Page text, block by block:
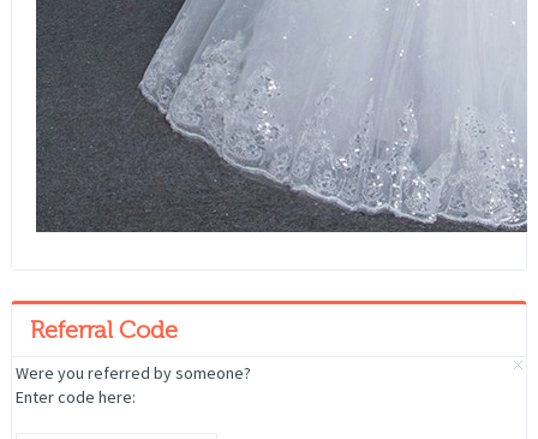
Referral Code
Were you referred by someone?
Enter code here: